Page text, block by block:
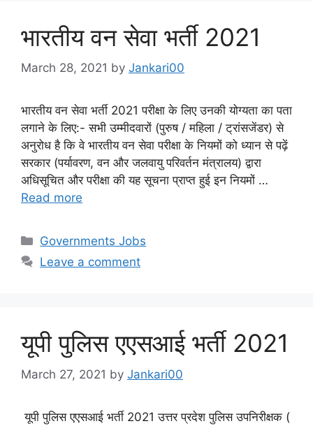
भारतीय वन सेवा भर्ती 2021
March 28, 2021 by Jankari00
भारतीय वन सेवा भर्ती 2021 परीक्षा के लिए उनकी योग्यता का पता
लगाने के लिए:- सभी उम्मीदवारों (पुरुष / महिला / ट्रांसजेंडर) से
अनुरोध है कि वे भारतीय वन सेवा परीक्षा के नियमों को ध्यान से पढ़ें
सरकार (पर्यावरण, वन और जलवायु परिवर्तन मंत्रालय) द्वारा
अधिसूचित और परीक्षा की यह सूचना प्राप्त हुई इन नियमों …
Read more
Categories
Governments Jobs
Leave a comment
यूपी पुलिस एएसआई भर्ती 2021
March 27, 2021 by Jankari00
यूपी पुलिस एएसआई भर्ती 2021 उत्तर प्रदेश पुलिस उपनिरीक्षक (